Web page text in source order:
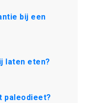
bij een
laten eten?
paleodieet?